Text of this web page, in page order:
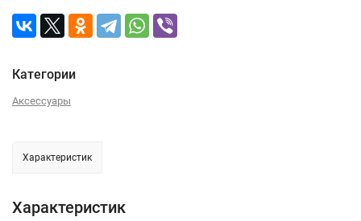
Категории
Аксессуары
Характеристик
Характеристик